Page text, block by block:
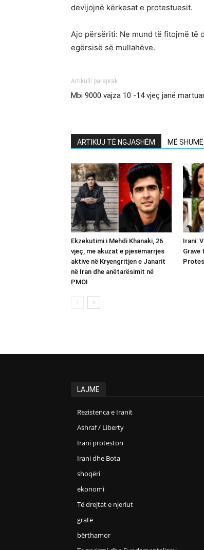
devijojnë kërkesat e protestuesit.
Ajo përsëriti: Ne mund të fitojmë të
egërsisë së mullahëve.
Artikulli paraprak
Mbi 9000 vajza 10 -14 vjeç janë
ARTIKUJ TË NGJASHËM MË
Ekzekutimi i Mehdi Khanaki, 26
vjeç, me akuzat e pjesëmarrjes
aktive në Kryengritjen e Janarit
në Iran dhe anëtarësimit në
PMOI
Irani:
Grave
LAJME
Rezistenca e Iranit
Ashraf / Liberty
Irani proteston
Irani dhe Bota
shoqëri
ekonomi
Të drejtat e njeriut
gratë
bërthamor